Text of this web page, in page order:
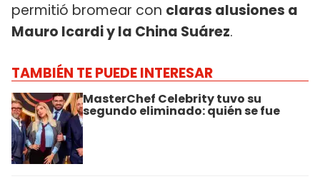
permitió bromear con claras alusiones a
Mauro Icardi y la China Suárez.
TAMBIÉN TE PUEDE INTERESAR
MasterChef Celebrity tuvo su
segundo eliminado: quién se fue